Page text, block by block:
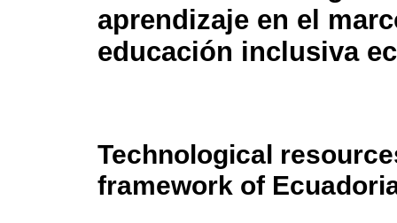
aprendizaje en el
educación inclusiva
Technological
framework of